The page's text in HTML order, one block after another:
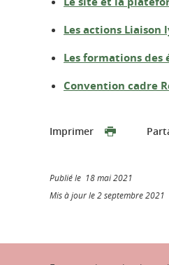
Les actions Liaison
Les formations des
Convention cadre
Imprimer
Publié le 18 mai 2021
Mis à jour le 2 septembre 2021